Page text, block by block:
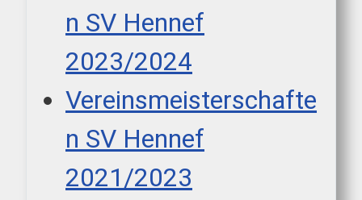
n SV Hennef
2023/2024
Vereinsmeisterschafte
n SV Hennef
2021/2023